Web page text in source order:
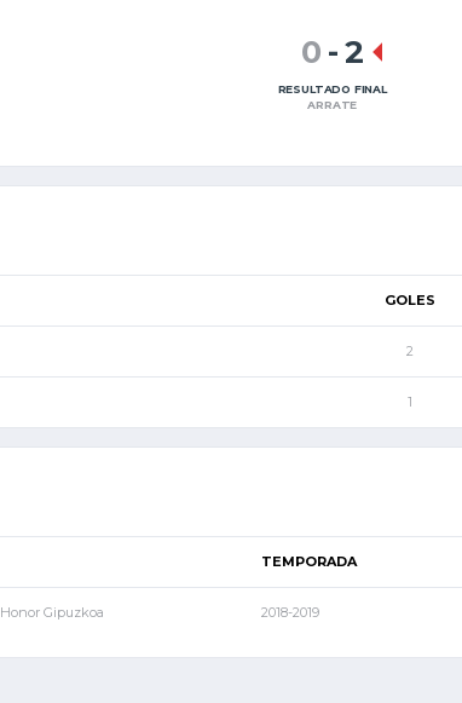
0 -2
RESULTADO FINAL
ARRATE
GOLES
2
1
TEMPORADA
Gipuzkoa 2018-2019